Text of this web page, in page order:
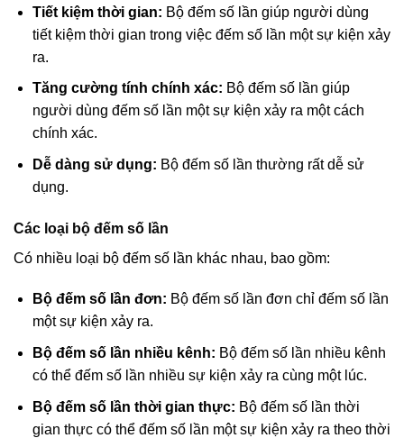
Tiết kiệm thời gian: Bộ đếm số lần giúp người dùng
tiết kiệm thời gian trong việc đếm số lần một sự kiện xảy
ra.
Tăng cường tính chính xác: Bộ đếm số lần giúp
người dùng đếm số lần một sự kiện xảy ra một cách
chính xác.
Dễ dàng sử dụng: Bộ đếm số lần thường rất dễ sử
dụng.
Các loại bộ đếm số lần
Có nhiều loại bộ đếm số lần khác nhau, bao gồm:
Bộ đếm số lần đơn: Bộ đếm số lần đơn chỉ đếm số lần
một sự kiện xảy ra.
Bộ đếm số lần nhiều kênh: Bộ đếm số lần nhiều kênh
có thể đếm số lần nhiều sự kiện xảy ra cùng một lúc.
Bộ đếm số lần thời gian thực: Bộ đếm số lần thời
gian thực có thể đếm số lần một sự kiện xảy ra theo thời